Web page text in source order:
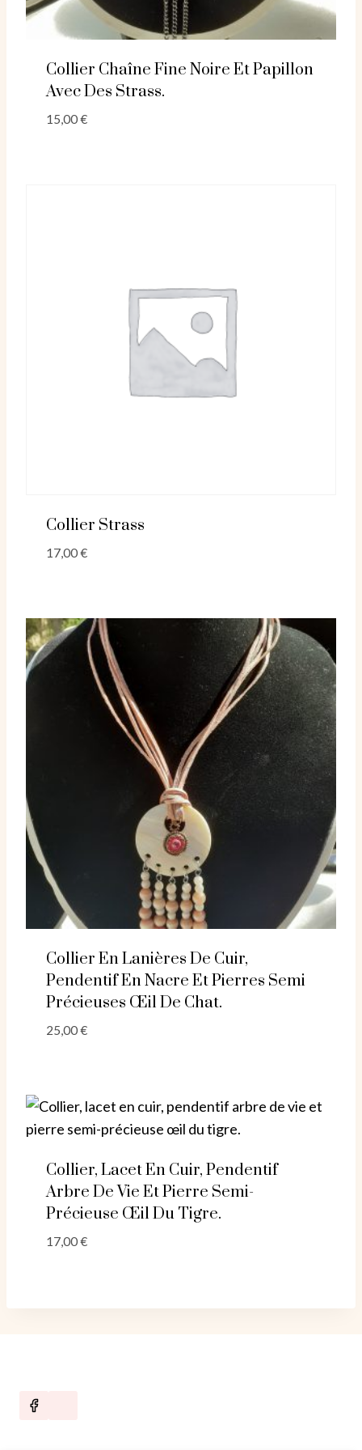
Collier Chaîne Fine Noire Et Papillon
Avec Des Strass.
15,00€
Collier Strass
17,00€
Collier En Lanières De Cuir,
Pendentif En Nacre Et Pierres Semi
Précieuses Œil De Chat.
25,00€
Collier, Lacet En Cuir, Pendentif
Arbre De Vie Et Pierre Semi-
Précieuse Œil Du Tigre.
17,00€